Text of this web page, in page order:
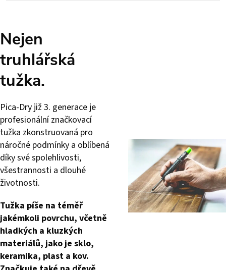
Nejen
truhlářská
tužka.
Pica-Dry již 3. generace je
profesionální značkovací
tužka zkonstruovaná pro
náročné podmínky a oblíbená
díky své spolehlivosti,
všestrannosti a dlouhé
životnosti.
Tužka píše na téměř
jakémkoli povrchu, včetně
hladkých a kluzkých
materiálů, jako je sklo,
keramika, plast a kov.